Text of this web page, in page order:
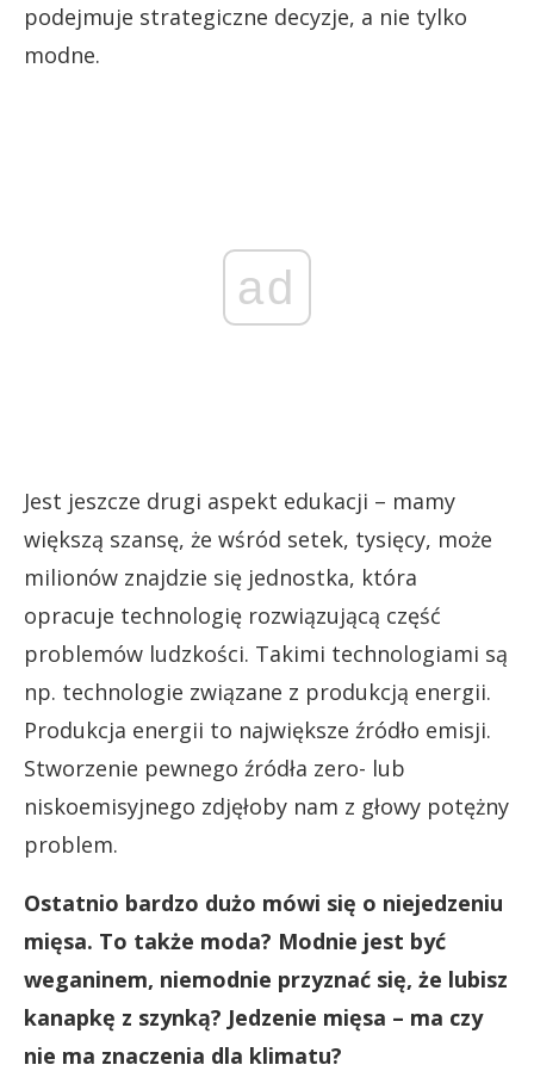
podejmuje strategiczne decyzje, a nie tylko
modne.
ad
Jest jeszcze drugi aspekt edukacji – mamy
większą szansę, że wśród setek, tysięcy, może
milionów znajdzie się jednostka, która
opracuje technologię rozwiązującą część
problemów ludzkości. Takimi technologiami są
np. technologie związane z produkcją energii.
Produkcja energii to największe źródło emisji.
Stworzenie pewnego źródła zero- lub
niskoemisyjnego zdjęłoby nam z głowy potężny
problem.
Ostatnio bardzo dużo mówi się o niejedzeniu
mięsa. To także moda? Modnie jest być
weganinem, niemodnie przyznać się, że lubisz
kanapkę z szynką? Jedzenie mięsa – ma czy
nie ma znaczenia dla klimatu?